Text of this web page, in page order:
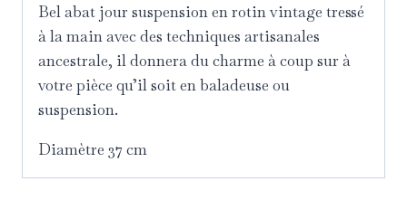
Bel abat jour suspension en rotin vintage tressé
à la main avec des techniques artisanales
ancestrale, il donnera du charme à coup sur à
votre pièce qu’il soit en baladeuse ou
suspension.
Diamètre 37 cm